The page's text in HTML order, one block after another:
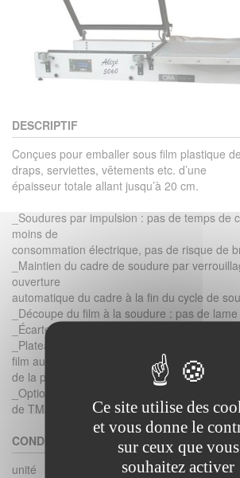
DESCRIPTIF
Conçues pour emballer sous film plastique
draps, serviettes, vêtements etc. d’une
épaisseur totale allant jusqu’à 20 cm.
_Soudures par impulsion : pas de temps de
moins de
consommation électrique, pas de risque de
_Maintien du cadre de soudure par
ouverture
automatique du cadre à la fin du cycle de
_Découpe du film à la soudure : pas de
_Écarteur pour faciliter l’introduction du linge
_Plateau de chargement réglable en
film aux dimensions
de la pile de linge.
_Options de confort pour faciliter le travail
de TMS(1)).
CONDITIONNEMENT
unité
Ce site utilise des
et vous donne le
sur ceux que vous
souhaitez activer